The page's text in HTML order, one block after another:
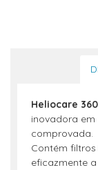
Heliocare
inovadora
comprovada.
Contém
eficazmente